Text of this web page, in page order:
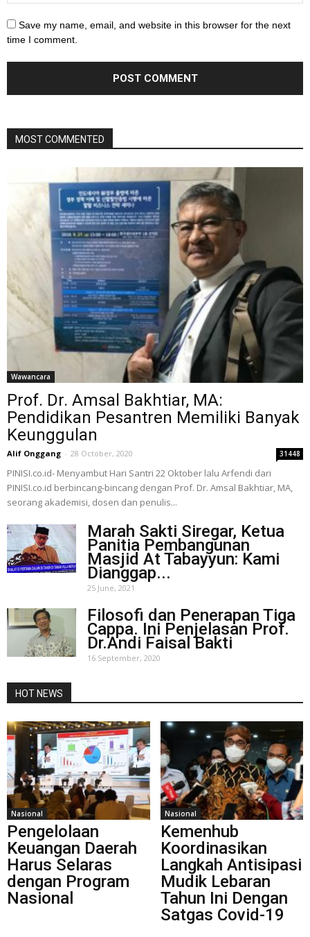
Save my name, email, and website in this browser for the next
time I comment.
MOST COMMENTED
Wawancara
Prof. Dr. Amsal Bakhtiar, MA:
Pendidikan Pesantren Memiliki Banyak
Keunggulan
Alif Onggang - 28 October, 2020 31448
PINISI.co.id- Menyambut Hari Santri 22 Oktober lalu Arfendi dari
PINISI.co.id berbincang-bincang dengan Prof. Dr. Amsal Bakhtiar, MA,
seorang akademisi, dosen dan penulis...
Marah Sakti Siregar, Ketua
Panitia Pembangunan
Masjid At Tabayyun: Kami
Dianggap...
25 June, 2021
Filosofi dan Penerapan Tiga
Cappa. Ini Penjelasan Prof.
Dr.Andi Faisal Bakti
16 September, 2020
HOT NEWS
Nasional
Pengelolaan
Keuangan Daerah
Harus Selaras
dengan Program
Nasional
Nasional
Kemenhub
Koordinasikan
Langkah Antisipasi
Mudik Lebaran
Tahun Ini Dengan
Satgas Covid-19